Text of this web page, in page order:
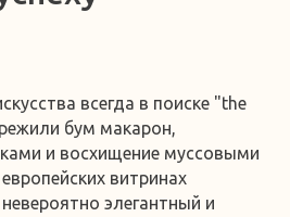
всегда в поиске "the
бум макарон,
и восхищение муссовыми
витринах
элегантный и